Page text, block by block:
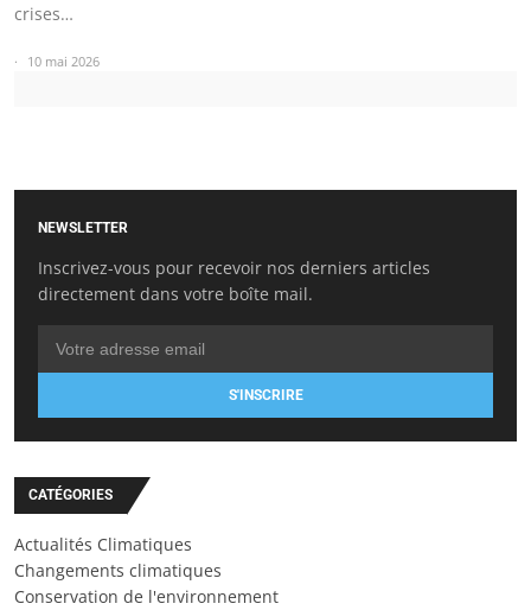
crises…
10 mai 2026
NEWSLETTER
Inscrivez-vous pour recevoir nos derniers articles
directement dans votre boîte mail.
S'INSCRIRE
CATÉGORIES
Actualités Climatiques
Changements climatiques
Conservation de l'environnement